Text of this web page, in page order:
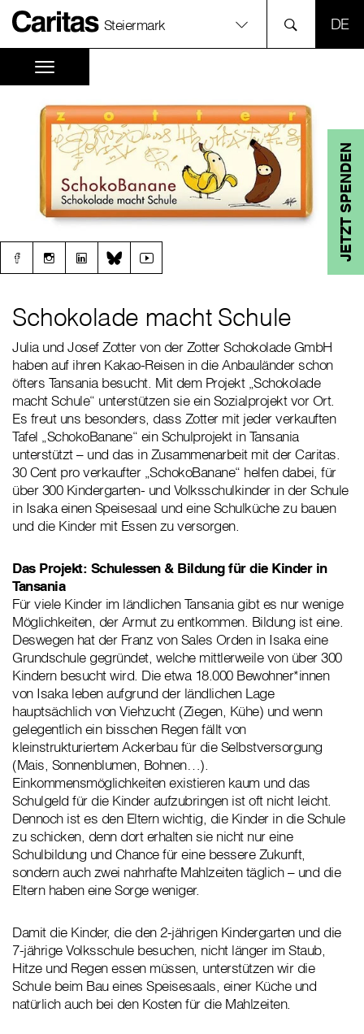
Steiermark
JETZT SPENDEN
Schokolade macht Schule
Julia und Josef Zotter von der Zotter Schokolade GmbH
haben auf ihren Kakao-Reisen in die Anbauländer schon
öfters Tansania besucht. Mit dem Projekt „Schokolade
macht Schule“ unterstützen sie ein Sozialprojekt vor Ort.
Es freut uns besonders, dass Zotter mit jeder verkauften
Tafel „SchokoBanane“ ein Schulprojekt in Tansania
unterstützt – und das in Zusammenarbeit mit der Caritas.
30 Cent pro verkaufter „SchokoBanane“ helfen dabei, für
über 300 Kindergarten- und Volksschulkinder in der Schule
in Isaka einen Speisesaal und eine Schulküche zu bauen
und die Kinder mit Essen zu versorgen.
Das Projekt: Schulessen & Bildung für die Kinder in
Tansania
Für viele Kinder im ländlichen Tansania gibt es nur wenige
Möglichkeiten, der Armut zu entkommen. Bildung ist eine.
Deswegen hat der Franz von Sales Orden in Isaka eine
Grundschule gegründet, welche mittlerweile von über 300
Kindern besucht wird. Die etwa 18.000 Bewohner*innen
von Isaka leben aufgrund der ländlichen Lage
hauptsächlich von Viehzucht (Ziegen, Kühe) und wenn
gelegentlich ein bisschen Regen fällt von
kleinstrukturiertem Ackerbau für die Selbstversorgung
(Mais, Sonnenblumen, Bohnen…).
Einkommensmöglichkeiten existieren kaum und das
Schulgeld für die Kinder aufzubringen ist oft nicht leicht.
Dennoch ist es den Eltern wichtig, die Kinder in die Schule
zu schicken, denn dort erhalten sie nicht nur eine
Schulbildung und Chance für eine bessere Zukunft,
sondern auch zwei nahrhafte Mahlzeiten täglich – und die
Eltern haben eine Sorge weniger.
Damit die Kinder, die den 2-jährigen Kindergarten und die
7-jährige Volksschule besuchen, nicht länger im Staub,
Hitze und Regen essen müssen, unterstützen wir die
Schule beim Bau eines Speisesaals, einer Küche und
natürlich auch bei den Kosten für die Mahlzeiten.